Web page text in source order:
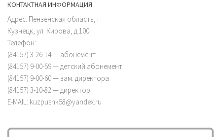
КОНТАКТНАЯ ИНФОРМАЦИЯ
Адрес: Пензенская область, г.
Кузнецк, ул. Кирова, д.100
Телефон:
(84157) 3-26-14 — абонемент
(84157) 9-00-59 — детский абонемент
(84157) 9-00-60 — зам. директора
(84157) 3-10-82 — директор
E-MAIL: kuzpushk58@yandex.ru